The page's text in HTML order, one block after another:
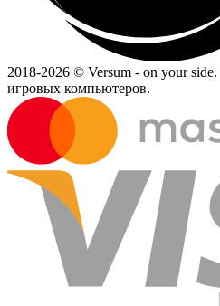
2018-2026 © Versum - on your side.
игровых компьютеров.